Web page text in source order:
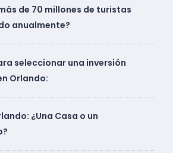
de 70 millones de turistas
anualmente?
seleccionar una inversión
Orlando:
¿Una Casa o un